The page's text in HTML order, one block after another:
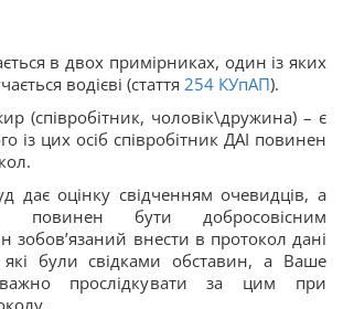
в двох примірниках, один із яких
водієві (стаття 254 КУпАП).
(співробітник, чоловік\дружина) – є
із цих осіб співробітник ДАІ повинен
дає оцінку свідченням очевидців, а
повинен бути добросовісним
зобов’язаний внести в протокол дані
які були свідками обставин, а Ваше
прослідкувати за цим при